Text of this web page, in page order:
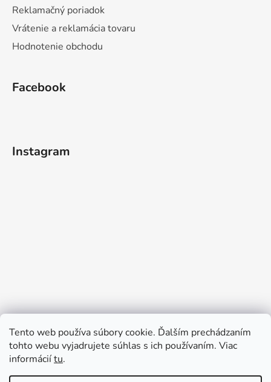
Tento web používa súbory cookie. Ďalším prechádzaním
tohto webu vyjadrujete súhlas s ich používaním. Viac
informáciítu.
Reklamačný poriadok
Vrátenie a reklamácia tovaru
Hodnotenie obchodu
Facebook
Instagram